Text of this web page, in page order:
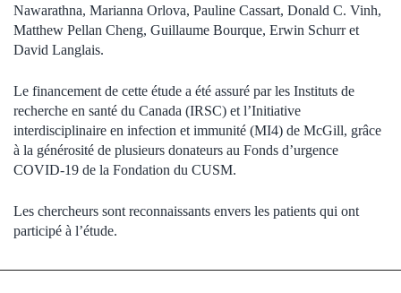
Nawarathna, Marianna Orlova, Pauline Cassart, Donald C. Vinh,
Matthew Pellan Cheng, Guillaume Bourque, Erwin Schurr et
David Langlais.
Le financement de cette étude a été assuré par les Instituts de
recherche en santé du Canada (IRSC) et l’Initiative
interdisciplinaire en infection et immunité (MI4) de McGill, grâce
à la générosité de plusieurs donateurs au Fonds d’urgence
COVID-19 de la Fondation du CUSM.
Les chercheurs sont reconnaissants envers les patients qui ont
participé à l’étude.